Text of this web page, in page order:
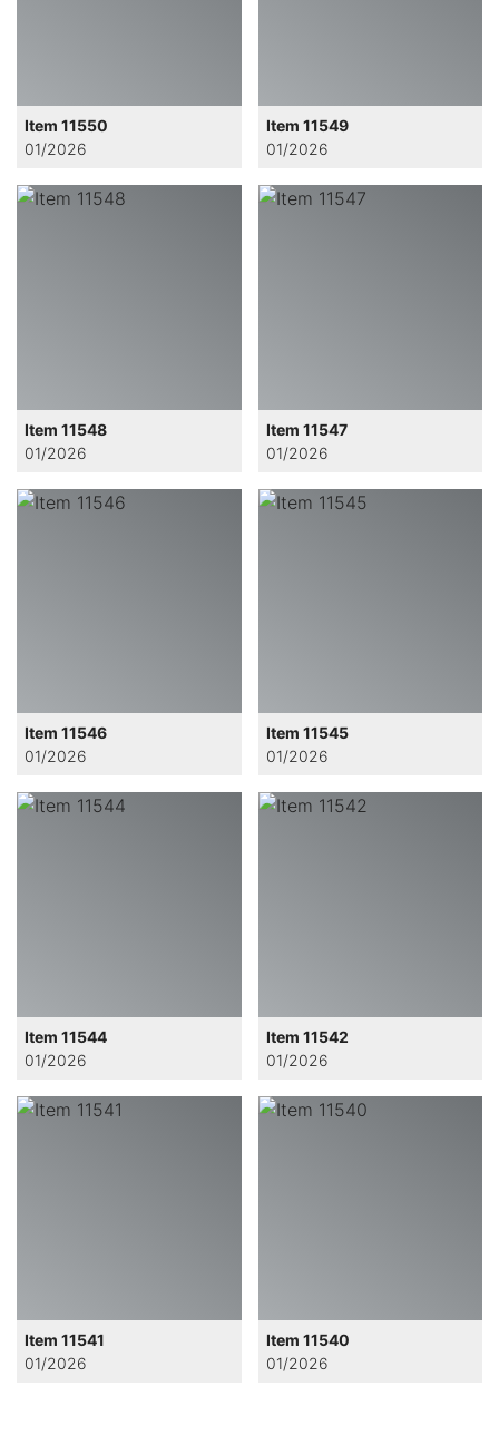
Item 11550
01/2026
Item 11549
01/2026
Item 11548
01/2026
Item 11547
01/2026
Item 11546
01/2026
Item 11545
01/2026
Item 11544
01/2026
Item 11542
01/2026
Item 11541
01/2026
Item 11540
01/2026